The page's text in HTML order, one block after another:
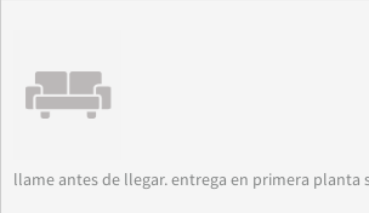
llame antes de llegar. entrega en primera planta